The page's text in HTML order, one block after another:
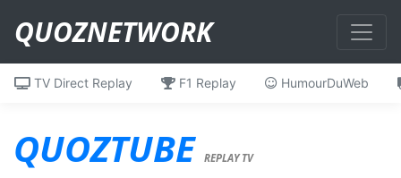
QUOZNETWORK
TV Direct Replay F1 Replay HumourDuWeb
QUOZTUBE REPLAY TV